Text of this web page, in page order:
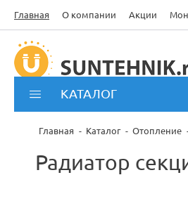
Главная О компании Акции
КАТАЛОГ
Главная Каталог Отопление
Радиатор